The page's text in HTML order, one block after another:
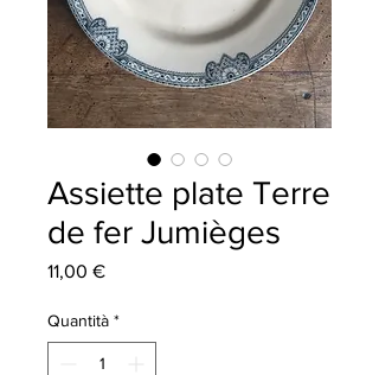
Assiette plate Terre
de fer Jumièges
11,00 €Prezzo
Quantità *